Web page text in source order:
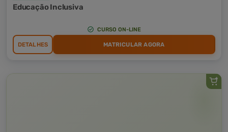
Educação Inclusiva
CURSO ON-LINE
DETALHES MATRICULAR AGORA